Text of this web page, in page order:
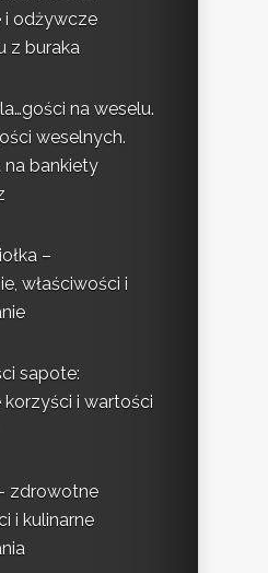
i odżywcze
z buraka
na weselu.
weselnych.
na bankiety
–
właściwości i
sapote:
i wartości
zdrowotne
i kulinarne